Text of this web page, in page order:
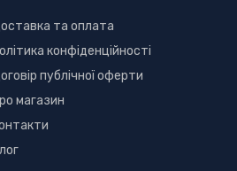
та оплата
конфіденційності
публічної оферти
магазин